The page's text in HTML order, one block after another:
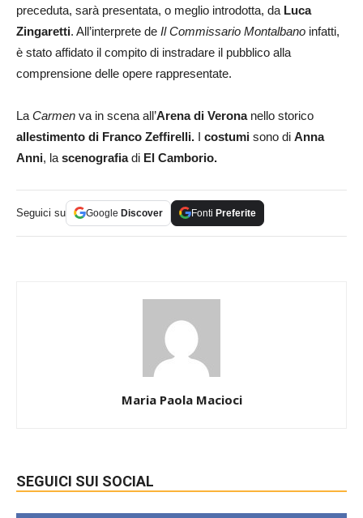
preceduta, sarà presentata, o meglio introdotta, da Luca
Zingaretti. All’interprete de Il Commissario Montalbano infatti,
è stato affidato il compito di instradare il pubblico alla
comprensione delle opere rappresentate.
La Carmen va in scena all’Arena di Veronanello storico
allestimento di Franco Zeffirelli. I costumi sono di Anna
Anni, la scenografiadi El Camborio.
Seguici su Google Discover Fonti Preferite
Maria Paola Macioci
SEGUICI SUI SOCIAL